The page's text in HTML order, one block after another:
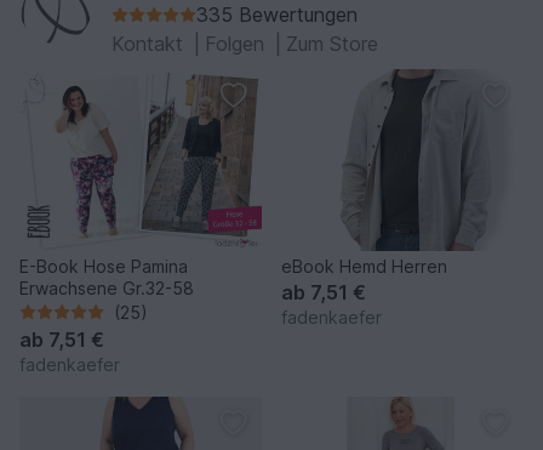
335 Bewertungen
Kontakt
Folgen Zum Store
E-Book Hose Pamina
Erwachsene Gr.32-58
(25)
ab 7,51 €
fadenkaefer
eBook Hemd Herren
ab 7,51 €
fadenkaefer